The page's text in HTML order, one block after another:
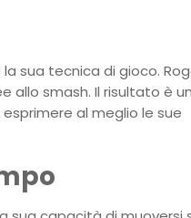
sua tecnica di gioco.
allo smash. Il risultato è un
al meglio le sue